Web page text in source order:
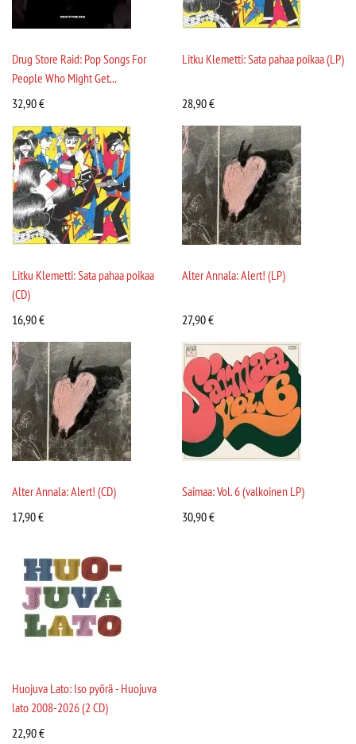
Drug Store Raid: Pop Songs For
People Who Might Get...
32,90€
Litku Klemetti: Sata pahaa poikaa (LP)
28,90€
Litku Klemetti: Sata pahaa poikaa
(CD)
16,90€
Alter Annala: Alert! (LP)
27,90€
Alter Annala: Alert! (CD)
17,90€
Saimaa: Vol. 6 (valkoinen LP)
30,90€
Huojuva Lato: Iso pyörä - Huojuva
lato 2008-2026 (2 CD)
22,90€